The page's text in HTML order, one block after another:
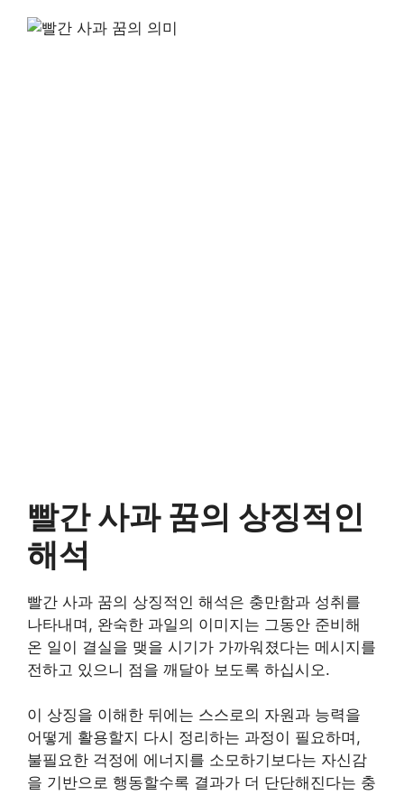
빨간 사과 꿈의 상징적인
해석
빨간 사과 꿈의 상징적인 해석은 충만함과 성취를
나타내며, 완숙한 과일의 이미지는 그동안 준비해
온 일이 결실을 맺을 시기가 가까워졌다는 메시지를
전하고 있으니 점을 깨달아 보도록 하십시오.
이 상징을 이해한 뒤에는 스스로의 자원과 능력을
어떻게 활용할지 다시 정리하는 과정이 필요하며,
불필요한 걱정에 에너지를 소모하기보다는 자신감
을 기반으로 행동할수록 결과가 더 단단해진다는 충